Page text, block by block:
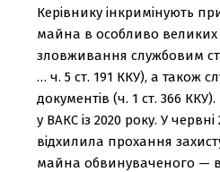
Керівнику інкримінують
майна в особливо великих
зловживання службовим
… ч. 5 ст. 191 ККУ), а також
документів (ч. 1 ст. 366
у ВАКС із 2020 року. У червні
відхилила прохання
майна обвинуваченого —